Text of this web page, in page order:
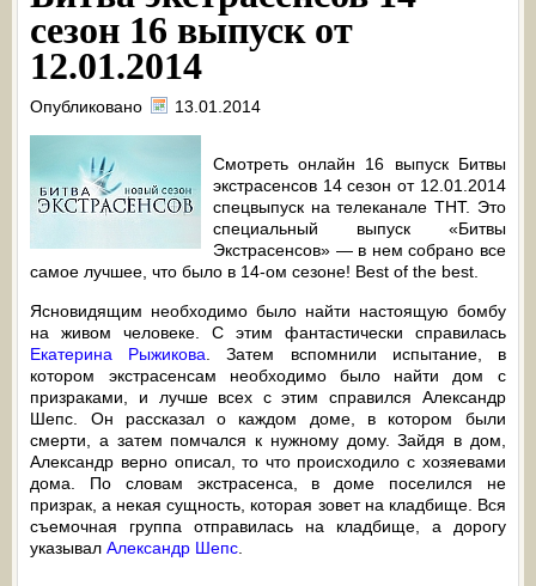
сезон 16 выпуск от
12.01.2014
Опубликовано 13.01.2014
Смотреть онлайн 16 выпуск Битвы
экстрасенсов 14 сезон от 12.01.2014
спецвыпуск на телеканале ТНТ. Это
специальный выпуск «Битвы
Экстрасенсов» — в нем собрано все
самое лучшее, что было в 14-ом сезоне! Best of the best.
Ясновидящим необходимо было найти настоящую бомбу
на живом человеке. С этим фантастически справилась
Екатерина Рыжикова . Затем вспомнили испытание, в
котором экстрасенсам необходимо было найти дом с
призраками, и лучше всех с этим справился Александр
Шепс. Он рассказал о каждом доме, в котором были
смерти, а затем помчался к нужному дому. Зайдя в дом,
Александр верно описал, то что происходило с хозяевами
дома. По словам экстрасенса, в доме поселился не
призрак, а некая сущность, которая зовет на кладбище. Вся
съемочная группа отправилась на кладбище, а дорогу
указывалАлександр Шепс